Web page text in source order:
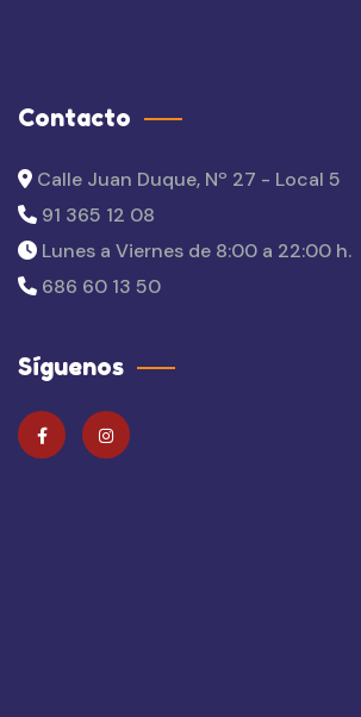
Contacto
Calle Juan Duque, Nº 27 - Local 5
91 365 12 08
Lunes a Viernes de 8:00 a 22:00 h.
686 60 13 50
Síguenos